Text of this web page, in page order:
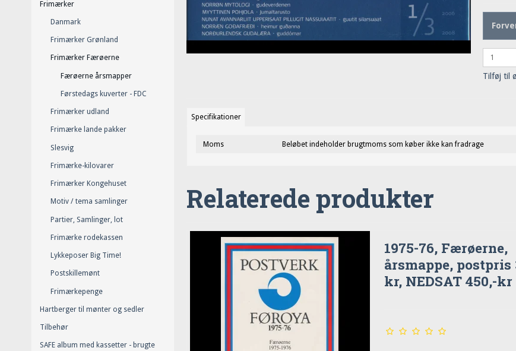
Frimærker
Danmark
Frimærker Grønland
Frimærker Færøerne
Færøerne årsmapper
Førstedags kuverter - FDC
Frimærker udland
Frimærke lande pakker
Slesvig
Frimærke-kilovarer
Frimærker Kongehuset
Motiv / tema samlinger
Partier, Samlinger, lot
Frimærke rodekassen
Lykkeposer Big Time!
Postskillemønt
Frimærkepenge
Hartberger til mønter og sedler
Tilbehør
SAFE album med kassetter - brugte
Tilføj til
Specifikationer
Moms Beløbet indeholder brugtmoms som køber ikke kan fradrage
Relaterede produkter
1975-76, Færøerne,
årsmappe, postpris
kr, NEDSAT 450,-kr